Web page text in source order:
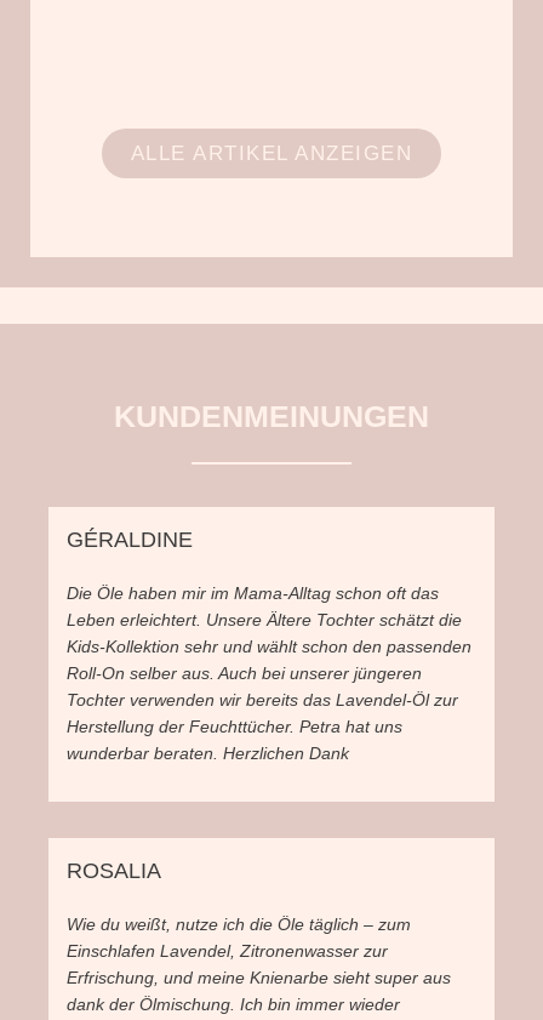
ALLE ARTIKEL ANZEIGEN
KUNDENMEINUNGEN
GÉRALDINE
Die Öle haben mir im Mama-Alltag schon oft das
Leben erleichtert. Unsere Ältere Tochter schätzt die
Kids-Kollektion sehr und wählt schon den passenden
Roll-On selber aus. Auch bei unserer jüngeren
Tochter verwenden wir bereits das Lavendel-Öl zur
Herstellung der Feuchttücher. Petra hat uns
wunderbar beraten. Herzlichen Dank
ROSALIA
Wie du weißt, nutze ich die Öle täglich – zum
Einschlafen Lavendel, Zitronenwasser zur
Erfrischung, und meine Knienarbe sieht super aus
dank der Ölmischung. Ich bin immer wieder